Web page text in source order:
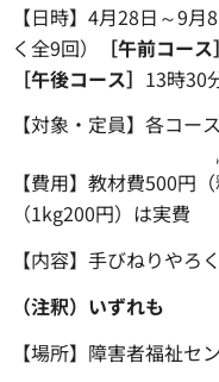
【日時】4月28日～9
く全9回）
［午前コース］
［午後コース］ 13時30
【対象・定員】各コー
【費用】教材費500円（
（1kg200円）は実費
【内容】手びねりやろ
（注釈）いずれも
【場所】障害者福祉セ